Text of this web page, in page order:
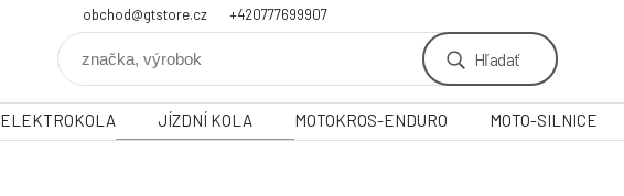
obchod@gtstore.cz +420777699907
Hľadať
ELEKTROKOLA JÍZDNÍ KOLA MOTOKROS-ENDURO MOTO-SILNICE